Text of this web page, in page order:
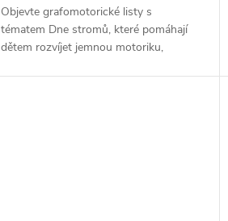
Objevte grafomotorické listy s
tématem Dne stromů, které pomáhají
dětem rozvíjet jemnou motoriku,